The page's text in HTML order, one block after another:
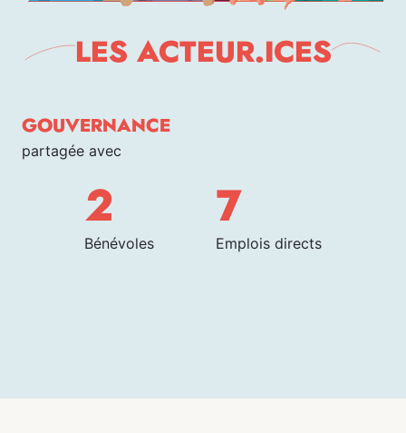
LES ACTEUR.ICES
GOUVERNANCE
partagée avec
2
Bénévoles
7
Emplois directs